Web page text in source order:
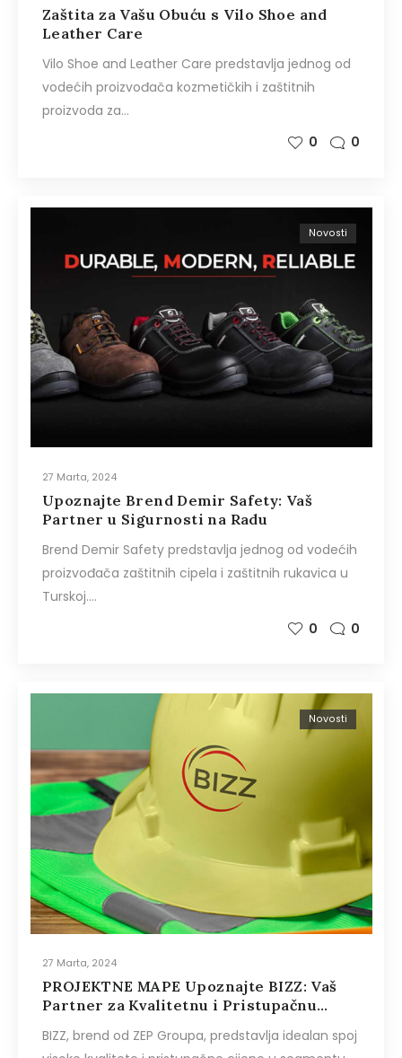
Zaštita za Vašu Obuću s Vilo Shoe and
Leather Care
Vilo Shoe and Leather Care predstavlja jednog od
vodećih proizvođača kozmetičkih i zaštitnih
proizvoda za…
0
0
27 Marta, 2024
Novosti
Upoznajte Brend Demir Safety: Vaš
Partner u Sigurnosti na Radu
Brend Demir Safety predstavlja jednog od vodećih
proizvođača zaštitnih cipela i zaštitnih rukavica u
Turskoj.…
0
0
27 Marta, 2024
Novosti
PROJEKTNE MAPE Upoznajte BIZZ: Vaš
Partner za Kvalitetnu i Pristupačnu
BIZZ, brend od ZEP Groupa, predstavlja idealan spoj